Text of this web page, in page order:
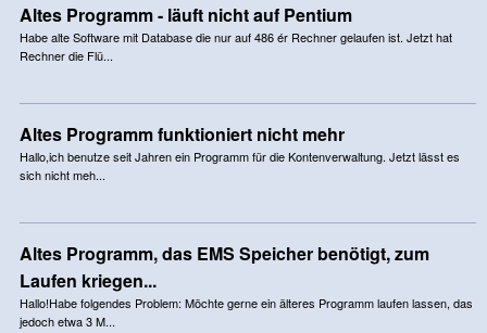
Altes Programm - läuft nicht auf Pentium
Habe alte Software mit Database die nur auf 486 ér Rechner gelaufen ist. Jetzt hat
Rechner die Flü...
Altes Programm funktioniert nicht mehr
Hallo,ich benutze seit Jahren ein Programm für die Kontenverwaltung. Jetzt lässt es
sich nicht meh...
Altes Programm, das EMS Speicher benötigt, zum
Laufen kriegen...
Hallo!Habe folgendes Problem: Möchte gerne ein älteres Programm laufen lassen, das
jedoch etwa 3 M...